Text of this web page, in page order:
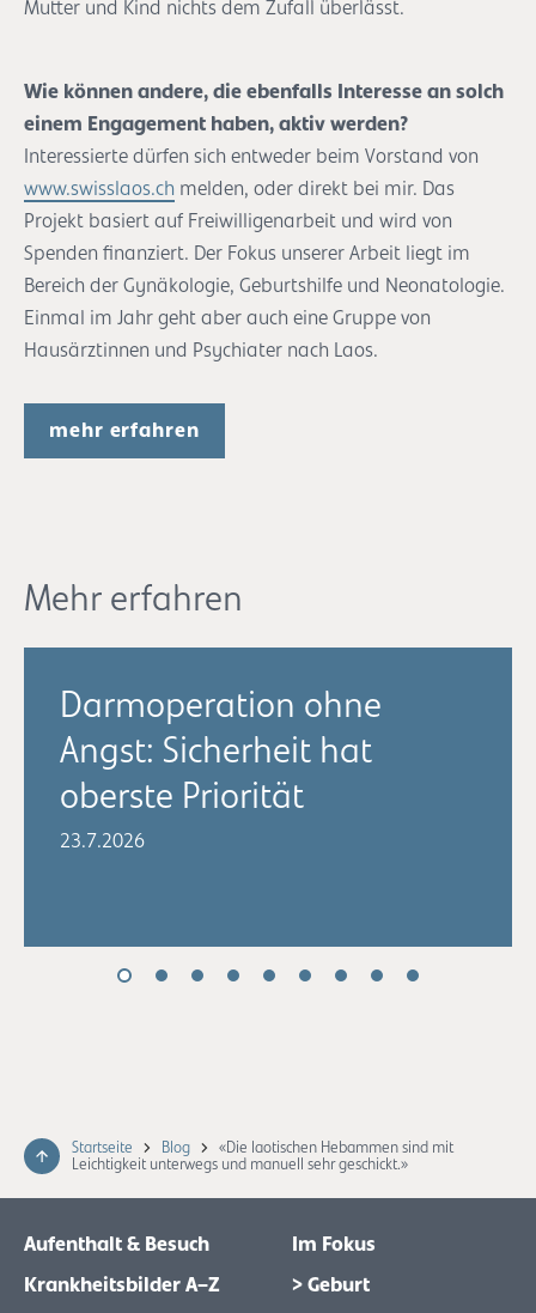
Mutter und Kind nichts dem Zufall überlässt.
Wie können andere, die ebenfalls Interesse an solch
einem Engagement haben, aktiv werden?
Interessierte dürfen sich entweder beim Vorstand von
www.swisslaos.ch melden, oder direkt bei mir. Das
Projekt basiert auf Freiwilligenarbeit und wird von
Spenden finanziert. Der Fokus unserer Arbeit liegt im
Bereich der Gynäkologie, Geburtshilfe und Neonatologie.
Einmal im Jahr geht aber auch eine Gruppe von
Hausärztinnen und Psychiater nach Laos.
mehr erfahren
Mehr erfahren
Darmoperation ohne
Angst: Sicherheit hat
oberste Priorität
23.7.2026
Startseite Blog
«Die laotischen Hebammen sind mit
Leichtigkeit unterwegs und manuell sehr geschickt.»
Aufenthalt & Besuch
Krankheitsbilder A–Z
Im Fokus
> Geburt